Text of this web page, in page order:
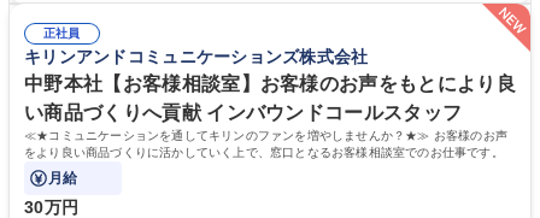
★メンバーがマンツーマンで丁寧に教えるため、ご経験が浅くても安心！
幅広く経験を積みたい意欲がある方に最適な環境です。 募集職種 【総
務・人事】未経験歓迎/日立グループ/組織運営を支えるゼネラリストを目
指す
マネジメント職として活躍したい 【尚可】■人事、労務、採用、教育業務
のご経験 ■労務管理（給与計算・社会保険手続き・勤怠管理など）の経験
■衛生管理者の資格をお持ちの方 学歴・資格 学歴：大学院 大学 高専 短大
専修学校 高校 語学力： 資格：
正社員
キリンアンドコミュニケーションズ株式会社
中野本社【お客様相談室】お客様のお声をもとにより良
い商品づくりへ貢献 インバウンドコールスタッフ
≪★コミュニケーションを通してキリンのファンを増やしませんか？★≫ お客様のお声
をより良い商品づくりに活かしていく上で、窓口となるお客様相談室でのお仕事です。
月給
30万円